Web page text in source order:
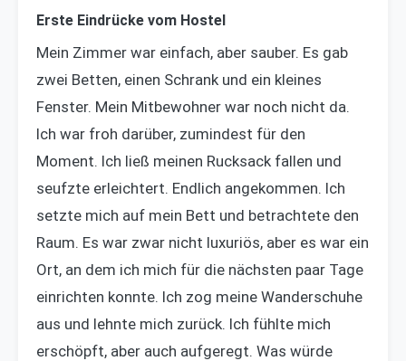
Erste Eindrücke vom Hostel
Mein Zimmer war einfach, aber sauber. Es gab
zwei Betten, einen Schrank und ein kleines
Fenster. Mein Mitbewohner war noch nicht da.
Ich war froh darüber, zumindest für den
Moment. Ich ließ meinen Rucksack fallen und
seufzte erleichtert. Endlich angekommen. Ich
setzte mich auf mein Bett und betrachtete den
Raum. Es war zwar nicht luxuriös, aber es war ein
Ort, an dem ich mich für die nächsten paar Tage
einrichten konnte. Ich zog meine Wanderschuhe
aus und lehnte mich zurück. Ich fühlte mich
erschöpft, aber auch aufgeregt. Was würde